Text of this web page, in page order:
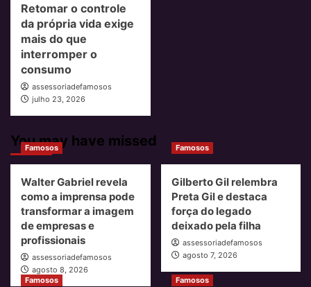
Retomar o controle
da própria vida exige
mais do que
interromper o
consumo
assessoriadefamosos
julho 23, 2026
You may have missed
Famosos
Walter Gabriel revela
como a imprensa pode
transformar a imagem
de empresas e
profissionais
assessoriadefamosos
agosto 8, 2026
Famosos
Gilberto Gil relembra
Preta Gil e destaca
força do legado
deixado pela filha
assessoriadefamosos
agosto 7, 2026
Famosos Famosos